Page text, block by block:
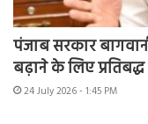
पंजाब सरकार
बढ़ाने के लिए प्रतिबद्ध
24 July 2026 - 1:45 PM